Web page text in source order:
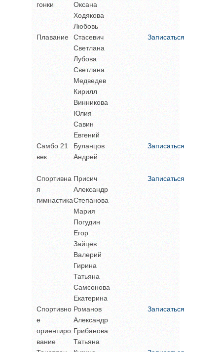
гонки
Оксана
Ходякова
Любовь
Плавание
Стасевич
Светлана
Лубова
Светлана
Медведев
Кирилл
Винникова
Юлия
Савин
Евгений
Записаться
Самбо 21
век
Буланцов
Андрей
Записаться
Спортивна
я
гимнастика
Присич
Александр
Степанова
Мария
Погудин
Егор
Зайцев
Валерий
Гирина
Татьяна
Самсонова
Екатерина
Записаться
Спортивно
е
ориентиро
вание
Романов
Александр
Грибанова
Татьяна
Записаться